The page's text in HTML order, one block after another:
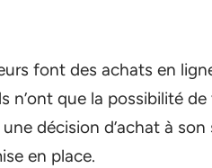
font des achats en
n’ont que la possibilité
décision d’achat à
en place.